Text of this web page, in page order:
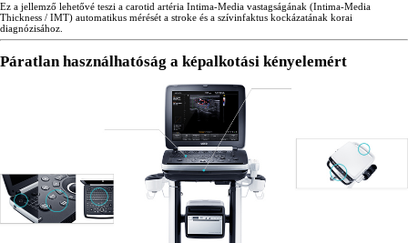
Ez a jellemző lehetővé teszi a carotid artéria Intima-Media vastagságának (Intima-Media
Thickness / IMT) automatikus mérését a stroke és a szívinfaktus kockázatának korai
diagnózisához.
Páratlan használhatóság a képalkotási kényelemért